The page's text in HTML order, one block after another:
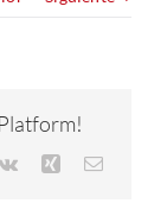
Vk Xing Correo